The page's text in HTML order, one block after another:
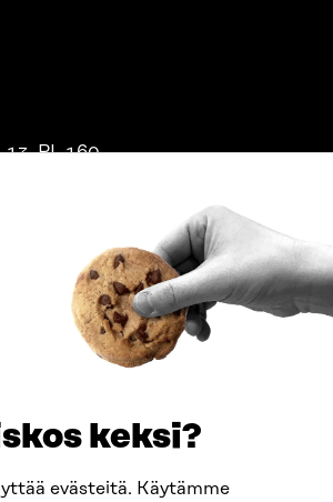
keksi?
evästeitä. Käytämme
PL 160,